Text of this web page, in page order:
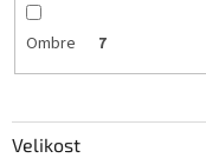
Ombre 7
Velikost